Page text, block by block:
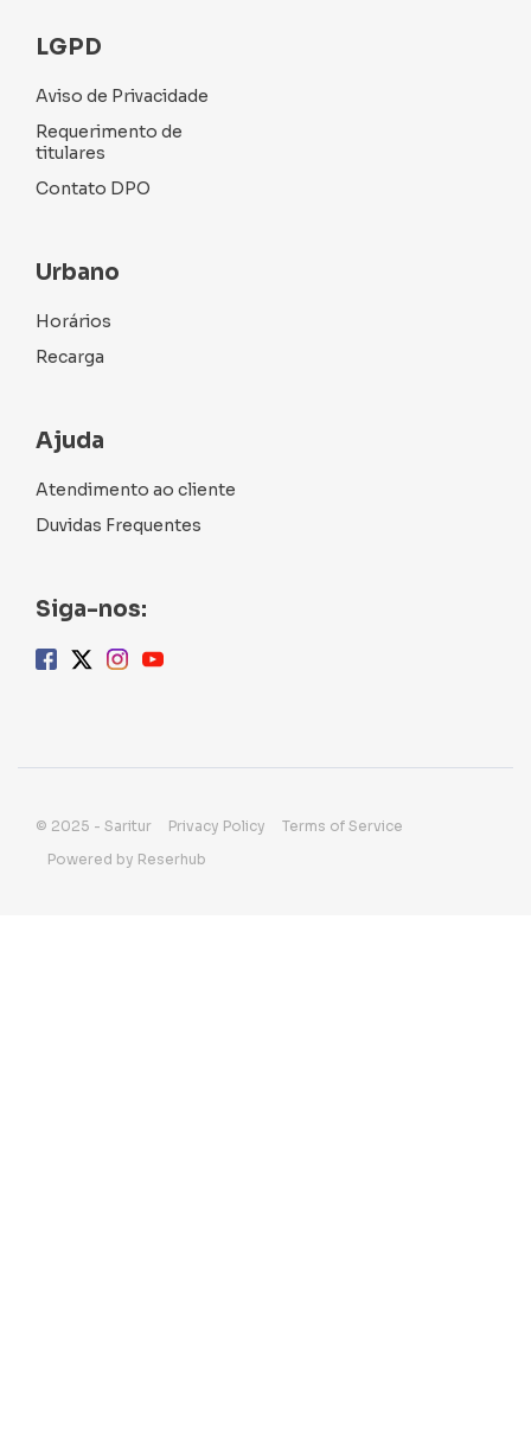
LGPD
Aviso de Privacidade
Requerimento de
titulares
Contato DPO
Urbano
Horários
Recarga
Ajuda
Atendimento ao cliente
Duvidas Frequentes
Siga-nos:
© 2025 - Saritur Privacy Policy
Terms of Service
Powered by Reserhub